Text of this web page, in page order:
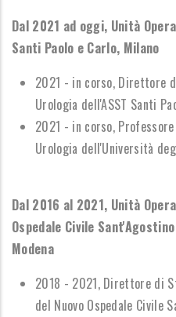
Dal 2021 ad oggi, Unità
Santi Paolo e Carlo, Milano
2021 - in corso, Direttore
Urologia dell'ASST Santi
2021 - in corso,
Urologia dell'Università
Dal 2016 al 2021, Unità
Ospedale Civile
Modena
2018 - 2021, Direttore di
del Nuovo Ospedale Civile